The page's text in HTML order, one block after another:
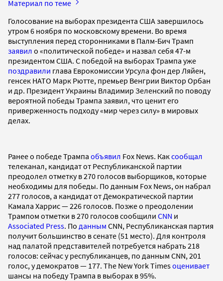
Материал по теме
Голосование на выборах президента США завершилось
утром 6 ноября по московскому времени. Во время
выступления перед сторонниками в Палм-Бич Трамп
заявил о «политической победе» и назвал себя 47-м
президентом США. С победой на выборах Трампа уже
поздравили глава Еврокомиссии Урсула фон дер Ляйен,
генсек НАТО Марк Рютте, премьер Венгрии Виктор Орбан
и др. Президент Украины Владимир Зеленский по поводу
вероятной победы Трампа заявил, что ценит его
приверженность подходу «мир через силу» в мировых
делах.
Ранее о победе Трампа объявил Fox News. Каксообщал
телеканал, кандидат от Республиканской партии
преодолел отметку в 270 голосов выборщиков, которые
необходимы для победы. По данным Fox News, он набрал
277 голосов, а кандидат от Демократической партии
Камала Харрис — 226 голосов. Позже о преодолении
Трампом отметки в 270 голосов сообщили CNN и
Associated Press. По данным CNN, Республиканская партия
получит большинство в сенате (51 место). Для контроля
над палатой представителей потребуется набрать 218
голосов: сейчас у республиканцев, по данным CNN, 201
голос, у демократов — 177. The New York Timesоценивает
шансы на победу Трампа в выборах в 95%.